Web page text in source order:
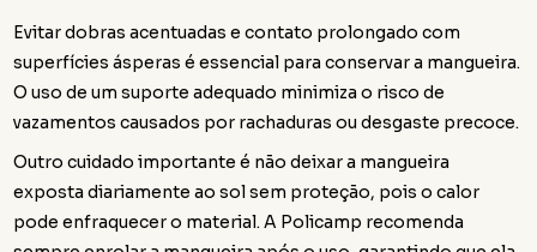
Evitar dobras acentuadas e contato prolongado com
superfícies ásperas é essencial para conservar a mangueira.
O uso de um suporte adequado minimiza o risco de
vazamentos causados por rachaduras ou desgaste precoce.
Outro cuidado importante é não deixar a mangueira
exposta diariamente ao sol sem proteção, pois o calor
pode enfraquecer o material. A Policamp recomenda